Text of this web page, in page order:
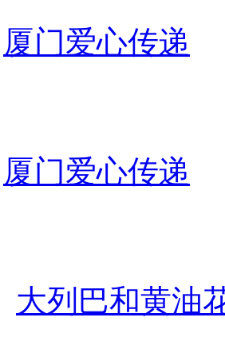
厦门爱心传递
厦门爱心传递
大列巴和黄油